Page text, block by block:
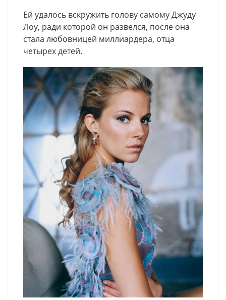
Ей удалось вскружить голову самому Джуду
Лоу, ради которой он развелся, после она
стала любовницей миллиардера, отца
четырех детей.